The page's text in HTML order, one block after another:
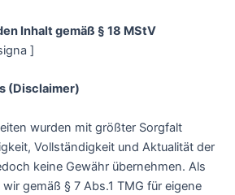
Inhalt gemäß § 18 MStV
]
(Disclaimer)
wurden mit größter Sorgfalt
Vollständigkeit und Aktualität der
keine Gewähr übernehmen. Als
gemäß § 7 Abs.1 TMG für eigene